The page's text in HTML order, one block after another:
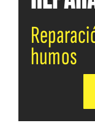
humos